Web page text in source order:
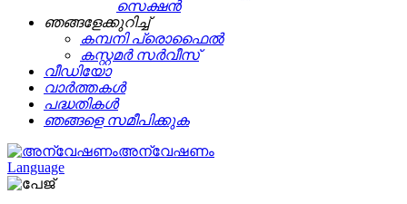
സെക്ഷൻ
ഞങ്ങളേക്കുറിച്ച്
കമ്പനി പ്രൊഫൈൽ
കസ്റ്റമർ സർവീസ്
വീഡിയോ
വാർത്തകൾ
പദ്ധതികൾ
ഞങ്ങളെ സമീപിക്കുക
അന്വേഷണം
Language